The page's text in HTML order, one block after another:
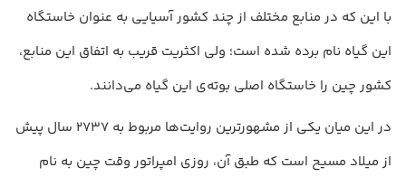
با این که در منابع مختلف از چند کشور آسیایی به عنوان خاستگاه
این گیاه نام برده شده است؛ ولی اکثریت قریب به اتفاق این منابع،
کشور چین را خاستگاه اصلی بوته‌ی این گیاه می‌دانند.
در این میان یکی از مشهورترین روایت‌ها مربوط به 2737 سال پیش
از میلاد مسیح است که طبق آن، روزی امپراتور وقت چین به نام